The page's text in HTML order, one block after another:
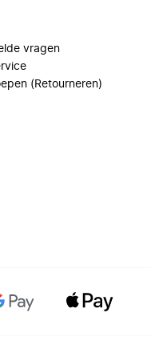
vragen
(Retourneren)